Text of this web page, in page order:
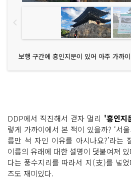
보행 구간에 흥인지문이 있어 아주 가까
DDP에서 직진해서 걷자 멀리 '흥인지
렇게 가까이에서 본 적이 있을까? ‘서
름만 석 자인 이유를 아시나요?’라는
이름의 유래에 대한 설명이 덧붙여져
다는 풍수지리를 따라서 지(支)를 넣
즈도 재미있다.